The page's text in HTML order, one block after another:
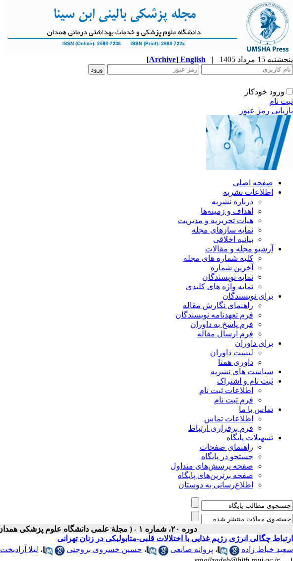
پنجشنبه 15 مرداد 1405 |
English
[Archive]
ورود خودکار
ثبت نام
بازیابی رمز عبور
صفحه اصلی
اطلاعات نشریه
درباره نشریه
اهداف و زمینه‌ها
هیات تحریریه و مدیریت
نمایه سازهای مجله
بیانیه اخلاقی
آرشیو مجله و مقالات
کلیه شماره های مجله
آخرین شماره
نمایه نویسندگان
نمایه واژه های کلیدی
برای نویسندگان
راهنمای نگارش مقاله
فرم تعهدنامه نویسندگان
فرم پاسخ به داوران
فرم ارسال مقاله
برای داوران
لیست داوران
داوری همتا
سیاست های نشریه
ثبت نام و اشتراک
اطلاعات ثبت نام
فرم ثبت نام
تماس با ما
اطلاعات تماس
فرم برقراری ارتباط
تسهیلات پایگاه
راهنمای صفحات
جستجو در پایگاه
صفحه پرسش‌های متداول
صفحه برترین‌های پایگاه
اطلاع‌رسانی به دوستان
دوره ۲۰، شماره ۱ - ( مجلۀ علمی دانشگاه علوم پزشکی همدان-بهار ۱۳۹۲ )
ارتباط چگالی انرژی رژیم غذایی با اختلالات قلبی-متابولیکی در زنان تهرانی
سعید خیاط زاده
، پروانه صانعی ، حسین خسروی بروجنی ، لیلا آزادبخت